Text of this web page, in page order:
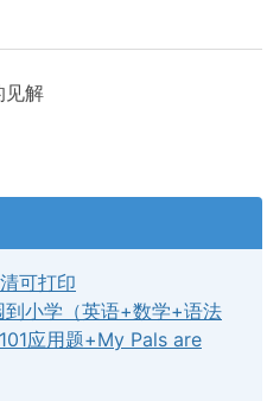
见解
可打印
小学（英语+数学+语法
应用题+My Pals are